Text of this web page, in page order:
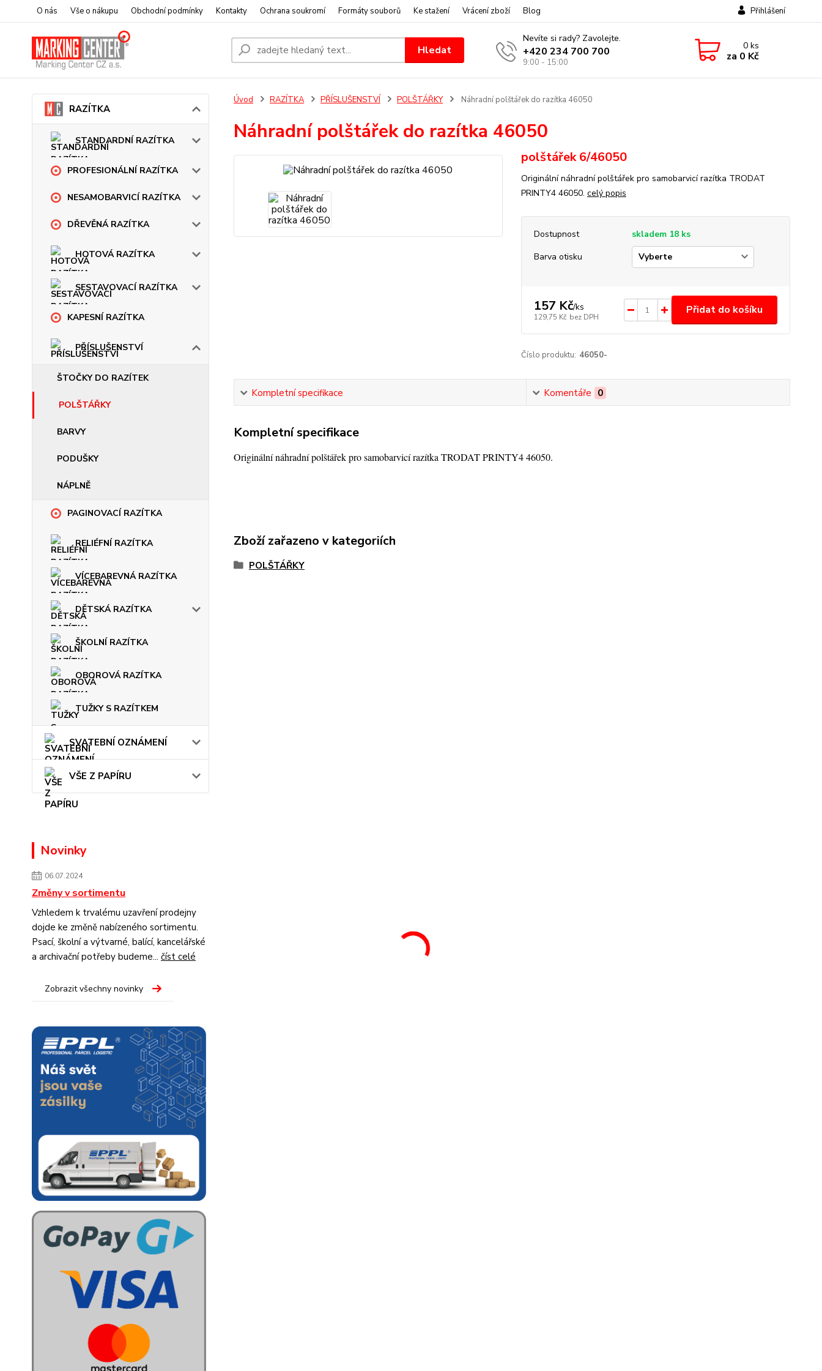
O nás Vše o nákupu Obchodní podmínky Kontakty Ochrana soukromí Formáty souborů Ke stažení Vrácení zboží Blog Přihlášení
Hledat
Nevíte si rady? Zavolejte.
+420 234 700 700
9:00 - 15:00
0ks
za 0 Kč
RAZÍTKA
STANDARDNÍ RAZÍTKA
PROFESIONÁLNÍ RAZÍTKA
NESAMOBARVICÍ RAZÍTKA
DŘEVĚNÁ RAZÍTKA
HOTOVÁ RAZÍTKA
SESTAVOVACÍ RAZÍTKA
KAPESNÍ RAZÍTKA
PŘÍSLUŠENSTVÍ
ŠTOČKY DO RAZÍTEK
POLŠTÁŘKY
BARVY
PODUŠKY
NÁPLNĚ
PAGINOVACÍ RAZÍTKA
RELIÉFNÍ RAZÍTKA
VÍCEBAREVNÁ RAZÍTKA
DĚTSKÁ RAZÍTKA
ŠKOLNÍ RAZÍTKA
OBOROVÁ RAZÍTKA
TUŽKY S RAZÍTKEM
SVATEBNÍ OZNÁMENÍ
VŠE Z PAPÍRU
Novinky
06.07.2024
Změny v sortimentu
Vzhledem k trvalému uzavření prodejny
dojde ke změně nabízeného sortimentu.
Psací, školní a výtvarné, balící, kancelářské
a archivační potřeby budeme... číst celé
Zobrazit všechny novinky
Úvod RAZÍTKA PŘÍSLUŠENSTVÍ POLŠTÁŘKY Náhradní polštářek do razítka 46050
Náhradní polštářek do razítka 46050
polštářek 6/46050
Originální náhradní polštářek pro samobarvicí razítka TRODAT
PRINTY4 46050. celý popis
Dostupnost
skladem 18 ks
Barva otisku
157 Kč/ks
129,75 Kč bez DPH
Přidat do košíku
Číslo produktu: 46050-
Kompletní specifikace Komentáře 0
Kompletní specifikace
Originální náhradní polštářek pro samobarvicí razítka TRODAT PRINTY4 46050.
Zboží zařazeno v kategoriích
POLŠTÁŘKY